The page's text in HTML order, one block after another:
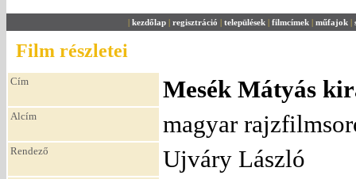
| kezdőlap | regisztráció | települések | filmcímek | műfajok |
Film részletei
Cím Mesék Mátyás
Alcím magyar
Rendező Ujváry László